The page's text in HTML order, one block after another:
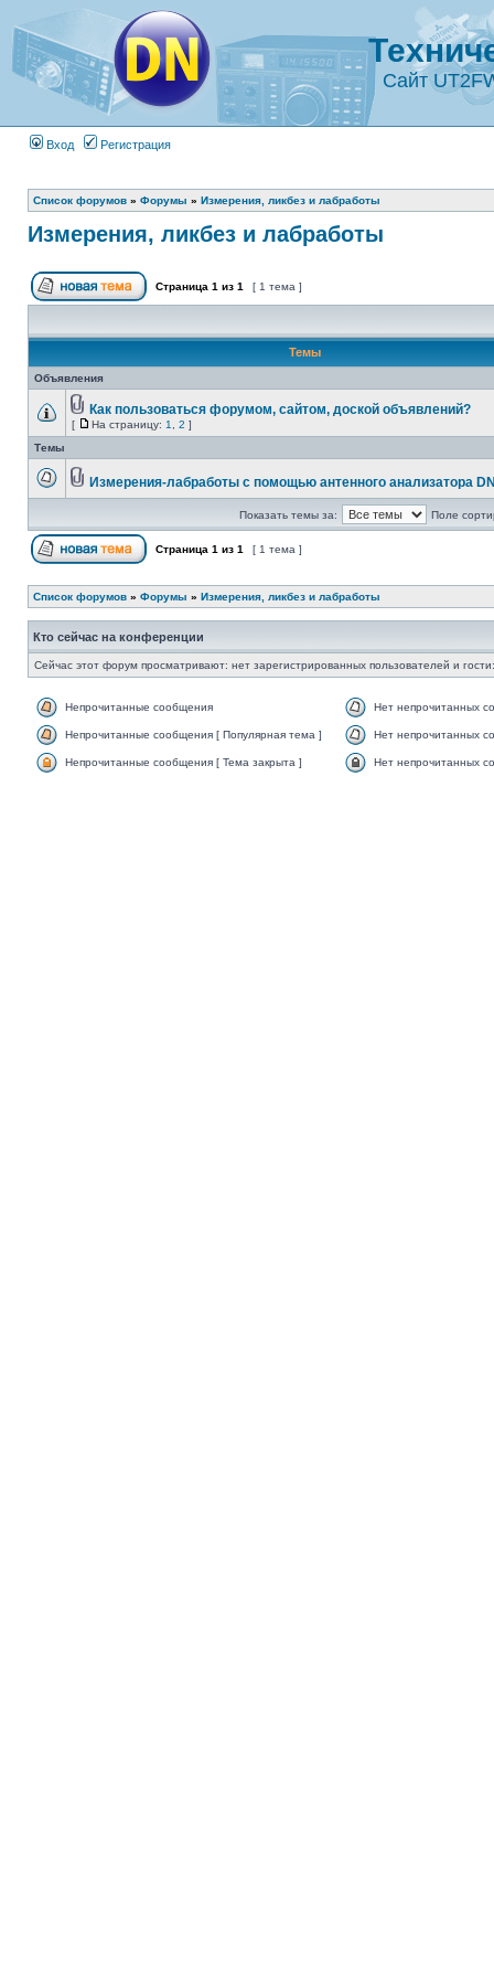
Сайт
Вход Регистрация
Список форумов » Форумы » Измерения, ликбез и лабработы
Измерения, ликбез и лабработы
Страница 1 из 1 [ 1 тема ]
Темы
Объявления
Как пользоваться форумом, сайтом, доской объявлений?
[ На страницу: 1 2 ]
Темы
Измерения-лабработы с помощью антенного анализатора
Показать темы за: Поле
Страница 1 из 1 [ 1 тема ]
Список форумов » Форумы » Измерения, ликбез и лабработы
Кто сейчас на конференции
Сейчас этот форум просматривают: нет зарегистрированных пользователей и
Непрочитанные сообщения Нет непрочитанных
Непрочитанные сообщения [ Популярная тема ] Нет непрочитанных
Непрочитанные сообщения [ Тема закрыта ] Нет непрочитанных